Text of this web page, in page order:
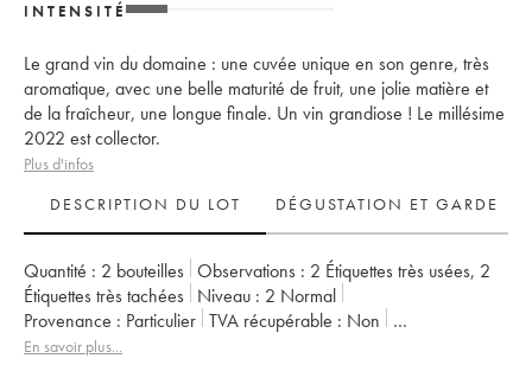
INTENSITÉ
Le grand vin du domaine : une cuvée unique en son genre, très
aromatique, avec une belle maturité de fruit, une jolie matière et
de la fraîcheur, une longue finale. Un vin grandiose ! Le millésime
2022 est collector.
Plus d'infos
DESCRIPTION DU LOT
DÉGUSTATION ET GARDE
Quantité : 2 bouteilles Observations : 2 Étiquettes très usées, 2
Étiquettes très tachées
Niveau : 2 Normal
Provenance : particulier TVA récupérable :
non
Région :
Vallée de la Loire
En savoir plus...